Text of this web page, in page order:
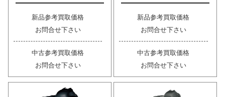
新品参考買取価格
お問合せ下さい
中古参考買取価格
お問合せ下さい
新品参考買取価格
お問合せ下さい
中古参考買取価格
お問合せ下さい